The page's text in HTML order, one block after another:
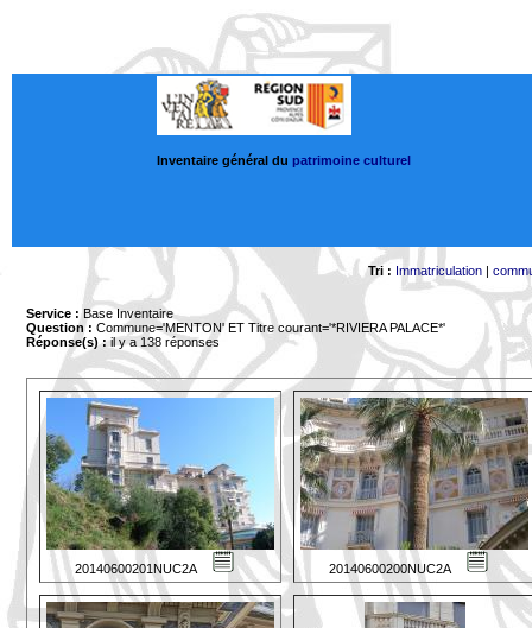
Inventaire général du patrimoine culturel
Tri : Immatriculation|
Service : Base Inventaire
Question : Commune='MENTON' ET Titre courant='*RIVIERA PALACE*'
Réponse(s) :il y a 138 réponses
20140600201NUC2A 20140600200NUC2A